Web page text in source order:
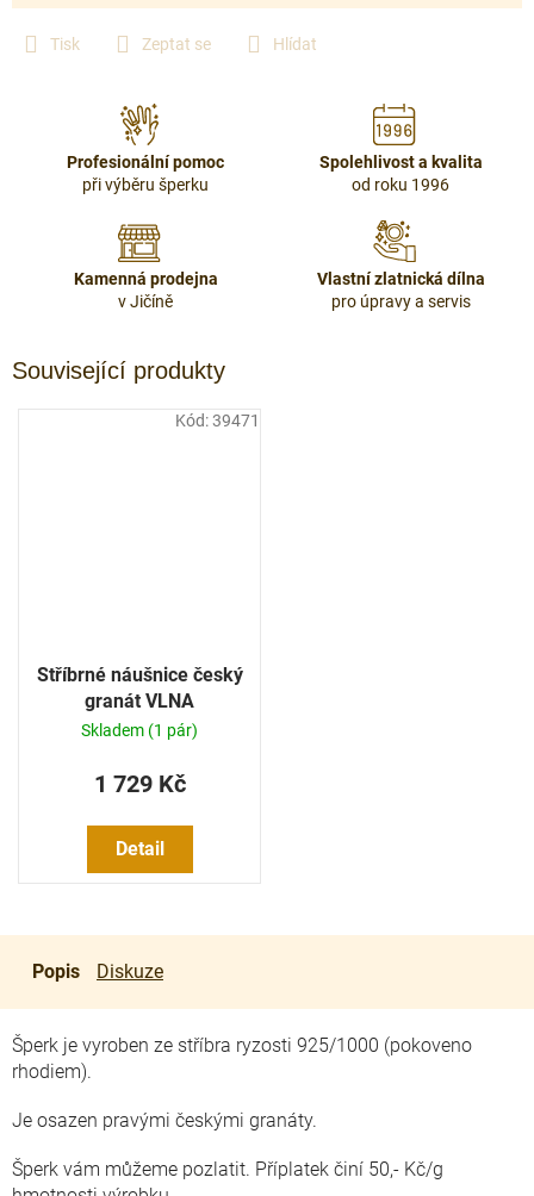
Tisk Zeptat se Hlídat
Profesionální pomoc
při výběru šperku
Spolehlivost a kvalita
od roku 1996
Kamenná prodejna
v Jičíně
Vlastní zlatnická dílna
pro úpravy a servis
Související produkty
Stříbrné náušnice český
granát VLNA
Skladem (1 pár)
1 729 Kč
Detail
Kód:39471
Popis Diskuze
Šperk je vyroben ze stříbra ryzosti 925/1000 (pokoveno
rhodiem).
Je osazen pravými českými granáty.
Šperk vám můžeme pozlatit. Příplatek činí 50,- Kč/g